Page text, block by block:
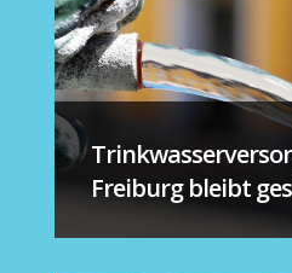
Freiburg bleibt